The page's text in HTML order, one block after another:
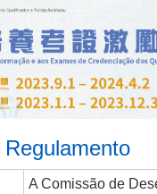
Regulamento
A Comissão de